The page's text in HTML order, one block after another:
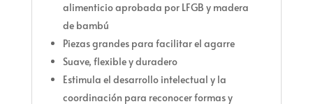
alimenticio aprobada por LFGB y madera
de bambú
Piezas grandes para facilitar el agarre
Suave, flexible y duradero
Estimula el desarrollo intelectual y la
coordinación para reconocer formas y